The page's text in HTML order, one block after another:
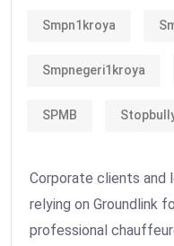
Smpn1kroya
Smpnegeri1kroya
SPMB
Corporate clients and
relying on Groundlink
professional